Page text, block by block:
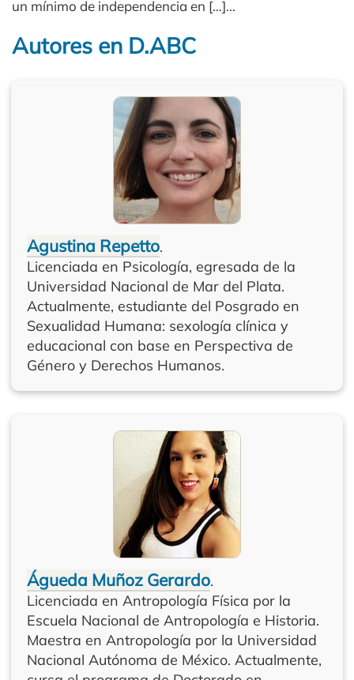
un mínimo de independencia en […]...
Autores en D.ABC
Agustina Repetto.
Licenciada en Psicología, egresada de la
Universidad Nacional de Mar del Plata.
Actualmente, estudiante del Posgrado en
Sexualidad Humana: sexología clínica y
educacional con base en Perspectiva de
Género y Derechos Humanos.
Águeda Muñoz Gerardo.
Licenciada en Antropología Física por la
Escuela Nacional de Antropología e Historia.
Maestra en Antropología por la Universidad
Nacional Autónoma de México. Actualmente,